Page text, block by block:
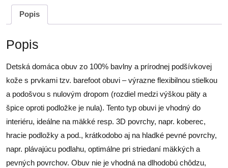
Popis
Popis
Detská domáca obuv zo 100% bavlny a prírodnej podšívkovej
kože s prvkami tzv. barefoot obuvi – výrazne flexibilnou stielkou
a podošvou s nulovým dropom (rozdiel medzi výškou päty a
špice oproti podložke je nula). Tento typ obuvi je vhodný do
interiéru, ideálne na mäkké resp. 3D povrchy, napr. koberec,
hracie podložky a pod., krátkodobo aj na hladké pevné povrchy,
napr. plávajúcu podlahu, optimálne pri striedaní mäkkých a
pevných povrchov. Obuv nie je vhodná na dlhodobú chôdzu,